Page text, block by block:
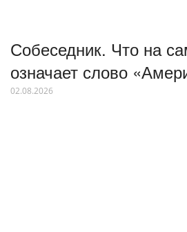
Собеседник. Что на
означает слово
02.08.2026